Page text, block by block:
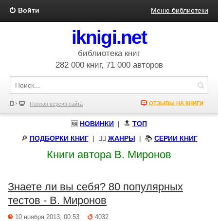
Войти Меню библиотеки
iknigi.net
библиотека книг
282 000 книг, 71 000 авторов
Полная версия сайта ОТЗЫВЫ НА КНИГИ
🆕 НОВИНКИ | 🔝 ТОП
🔎 ПОДБОРКИ КНИГ| 🧝‍♀️ ЖАНРЫ | 📚 СЕРИИ КНИГ
Книги автора В. Миронов
Знаете ли вы себя? 80 популярных
тестов - В. Миронов
10 ноября 2013, 00:53 4032